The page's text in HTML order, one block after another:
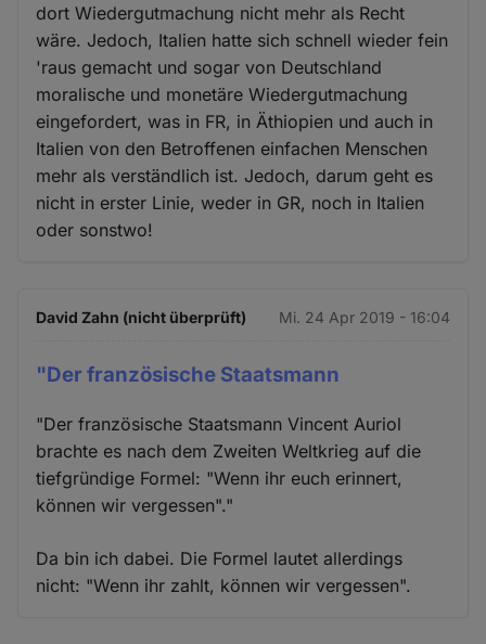
dort Wiedergutmachung nicht mehr als Recht
wäre. Jedoch, Italien hatte sich schnell wieder fein
'raus gemacht und sogar von Deutschland
moralische und monetäre Wiedergutmachung
eingefordert, was in FR, in Äthiopien und auch in
Italien von den Betroffenen einfachen Menschen
mehr als verständlich ist. Jedoch, darum geht es
nicht in erster Linie, weder in GR, noch in Italien
oder sonstwo!
David Zahn (nicht überprüft) Mi. 24 Apr 2019 - 16:04
"Der französische Staatsmann
"Der französische Staatsmann Vincent Auriol
brachte es nach dem Zweiten Weltkrieg auf die
tiefgründige Formel: "Wenn ihr euch erinnert,
können wir vergessen"."
Da bin ich dabei. Die Formel lautet allerdings
nicht: "Wenn ihr zahlt, können wir vergessen".